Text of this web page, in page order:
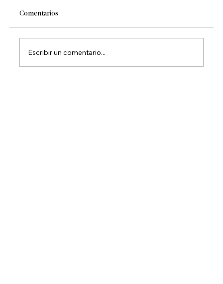
Comentarios
Escribir un comentario...